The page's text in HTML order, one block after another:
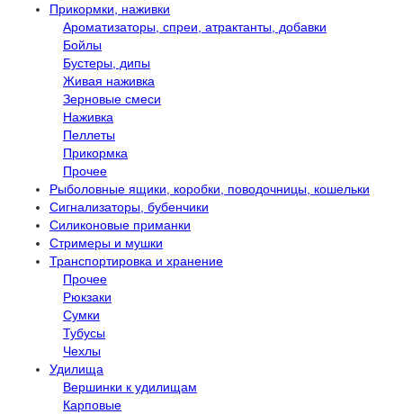
Прикормки, наживки
Ароматизаторы, спреи, атрактанты, добавки
Бойлы
Бустеры, дипы
Живая наживка
Зерновые смеси
Наживка
Пеллеты
Прикормка
Прочее
Рыболовные ящики, коробки, поводочницы, кошельки
Сигнализаторы, бубенчики
Силиконовые приманки
Стримеры и мушки
Транспортировка и хранение
Прочее
Рюкзаки
Сумки
Тубусы
Чехлы
Удилища
Вершинки к удилищам
Карповые